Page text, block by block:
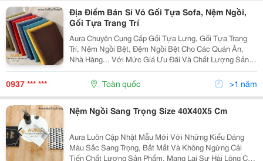
Địa Điểm Bán Sỉ Vỏ Gối Tựa Sofa, Nệm Ngồi,
Gối Tựa Trang Trí
Aura Chuyên Cung Cấp Gối Tựa Lưng, Gối Tựa Trang
Trí, Nệm Ngồi Bệt, Đệm Ngồi Bệt Cho Các Quán Ăn,
Nhà Hàng... Với Mức Giá Ưu Đãi Và Chất Lượng Sản
Phẩm Cao Cấp Gối Tựa Lưng Là Sản Phẩm Thật Chụp
Lên, Màu Sắc Y Hình 100% Gối Tựa Lưng Có...
0937 *** *** Toàn quốc >1 năm
Nệm Ngồi Sang Trọng Size 40X40X5 Cm
Aura Luôn Cập Nhật Mẫu Mới Với Những Kiểu Dáng
Màu Sắc Sang Trọng, Bắt Mắt Và Không Ngừng Cải
Tiến Chất Lượng Sản Phẩm, Mang Lại Sự Hài Lòng Cho